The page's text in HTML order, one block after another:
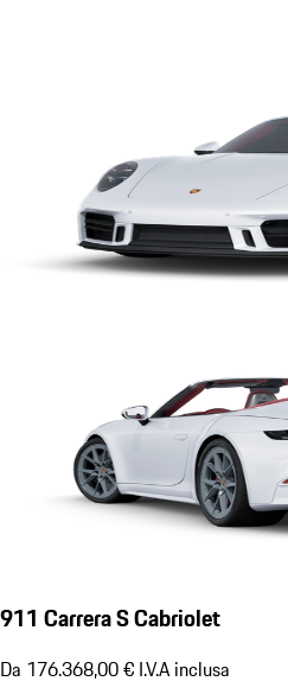
911 Carrera S Cabriolet
Da 176.368,00 € I.V.A inclusa